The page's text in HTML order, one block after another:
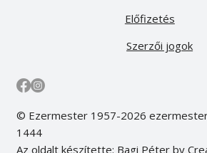
Előfizetés
Szerzői jogok
© Ezermester 1957-2026
1444
Az oldalt készítette: Bagi Péter by